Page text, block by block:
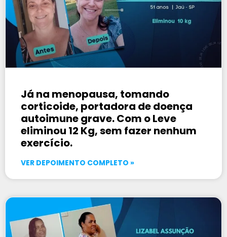
Já na menopausa, tomando
corticoide, portadora de doença
autoimune grave. Com o Leve
eliminou 12 Kg, sem fazer nenhum
exercício.
VER DEPOIMENTO COMPLETO »